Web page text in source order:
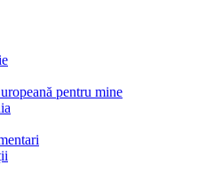
pentru mine